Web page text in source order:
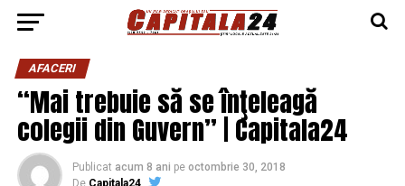
AFACERI
“Mai trebuie să se înţeleagă
colegii din Guvern” | Capitala24
Publicat acum 8 ani pe octombrie 30, 2018
De Capitala24